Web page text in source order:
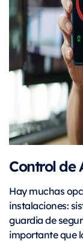
Control de
Hay muchas
instalaciones:
guardia de
importante que